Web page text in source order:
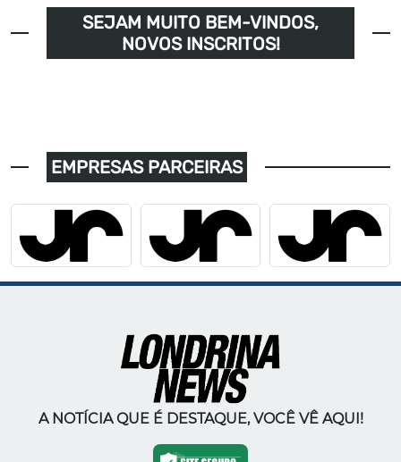
SEJAM MUITO BEM-VINDOS,
NOVOS INSCRITOS!
EMPRESAS PARCEIRAS
A NOTÍCIA QUE É DESTAQUE, VOCÊ VÊ AQUI!